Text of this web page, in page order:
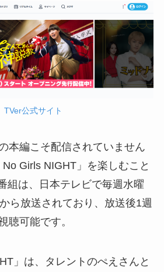
TVer公式サイト
本編こそ配信されていません
Girls NIGHT」を楽しむこと
組は、日本テレビで毎週水曜
ら放送されており、放送後1週
聴可能です。
」は、タレントのぺえさんと